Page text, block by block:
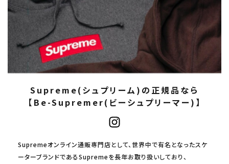
Supreme(シュプリーム)の正規品なら
【Be-Supremer(ビーシュプリーマー)】
Supremeオンライン通販専門店として、世界中で有名となったスケ
ーターブランドであるSupremeを長年お取り扱いしており、